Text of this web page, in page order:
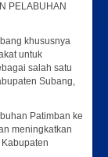
PELABUHAN
khususnya
untuk
salah satu
Subang,
Patimban ke
meningkatkan